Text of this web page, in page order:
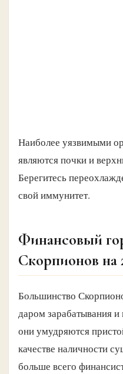
Наиболее уязвимыми
являются почки и
Берегитесь
свой иммунитет.
Финансовый
Скорпионов на
Большинство
даром зарабатывания
они умудряются
качестве наличности
больше всего